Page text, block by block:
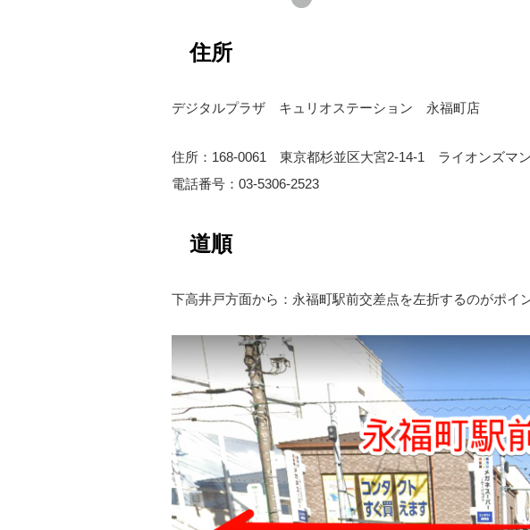
住所
デジタルプラザ キュリオステーション 永福町店
住所：168-0061 東京都杉並区大宮2-14-1 ライオンズマ
電話番号：03-5306-2523
道順
下高井戸方面から：永福町駅前交差点を左折するのがポイ